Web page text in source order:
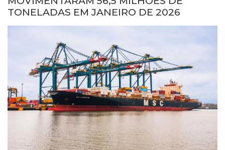
TONELADAS EM JANEIRO DE 2026